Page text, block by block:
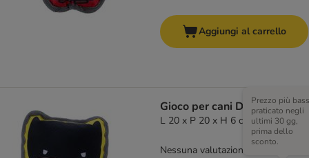
Aggiungi al carrello
Gioco per cani DC Batman
L 20 x P 20 x H 6 cm
Prezzo più
praticato negli
ultimi 30 gg,
prima dello
sconto.
Nessuna valutazione